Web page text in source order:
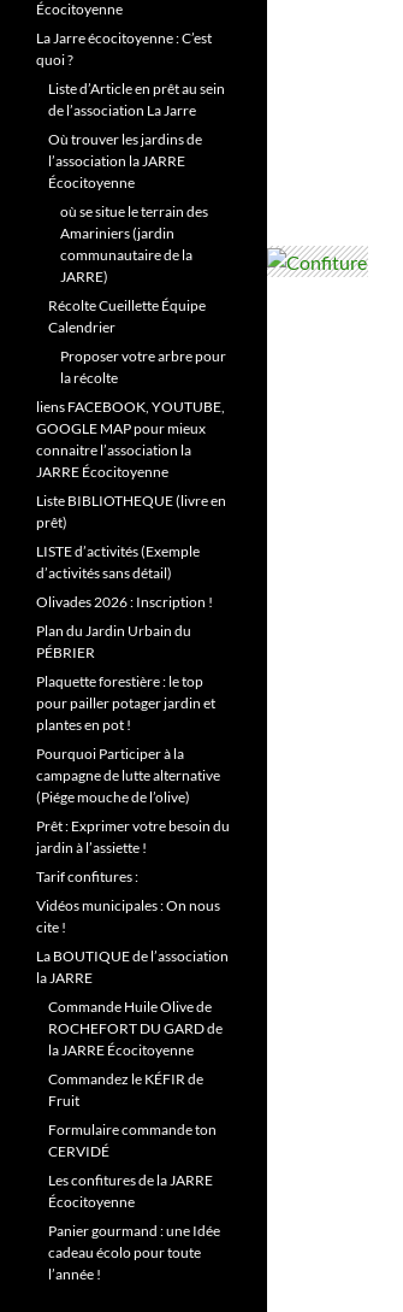
Écocitoyenne
La Jarre écocitoyenne : C’est
quoi ?
Liste d’Article en prêt au sein
de l’association La Jarre
Où trouver les jardins de
l’association la JARRE
Écocitoyenne
où se situe le terrain des
Amariniers (jardin
communautaire de la
JARRE)
Récolte Cueillette Équipe
Calendrier
Proposer votre arbre pour
la récolte
liens FACEBOOK, YOUTUBE,
GOOGLE MAP pour mieux
connaitre l’association la
JARRE Écocitoyenne
Liste BIBLIOTHEQUE (livre en
prêt)
LISTE d’activités (Exemple
d’activités sans détail)
Olivades 2026 : Inscription !
Plan du Jardin Urbain du
PÉBRIER
Plaquette forestière : le top
pour pailler potager jardin et
plantes en pot !
Pourquoi Participer à la
campagne de lutte alternative
(Piége mouche de l’olive)
Prêt : Exprimer votre besoin du
jardin à l’assiette !
Tarif confitures :
Vidéos municipales : On nous
cite !
La BOUTIQUE de l’association
la JARRE
Commande Huile Olive de
ROCHEFORT DU GARD de
la JARRE Écocitoyenne
Commandez le KÉFIR de
Fruit
Formulaire commande ton
CERVIDÉ
Les confitures de la JARRE
Écocitoyenne
Panier gourmand : une Idée
cadeau écolo pour toute
l’année !